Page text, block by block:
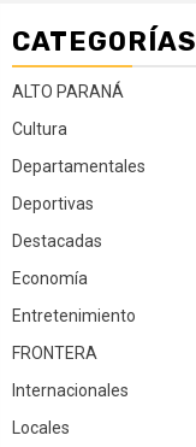
CATEGORÍAS
ALTO PARANÁ
Cultura
Departamentales
Deportivas
Destacadas
Economía
Entretenimiento
FRONTERA
Internacionales
Locales